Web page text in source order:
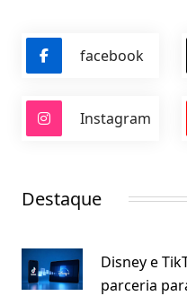
facebook
Instagram
Destaque
Disney e
parceria